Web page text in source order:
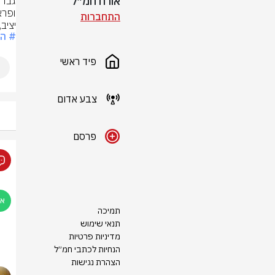
התחברות
פיד ראשי
צבע אדום
פרסם
תמיכה
תנאי שימוש
מדיניות פרטיות
הנחיות לכתבי חמ״ל
הצהרת נגישות
#